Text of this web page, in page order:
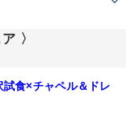
す。中でも、シャンデリア
ペルでの、挙式入場を体験♪
イメージ♪
面も、景色や料理の演出
はシェフと共に打合せをし
〉
食×チャペル＆ドレ